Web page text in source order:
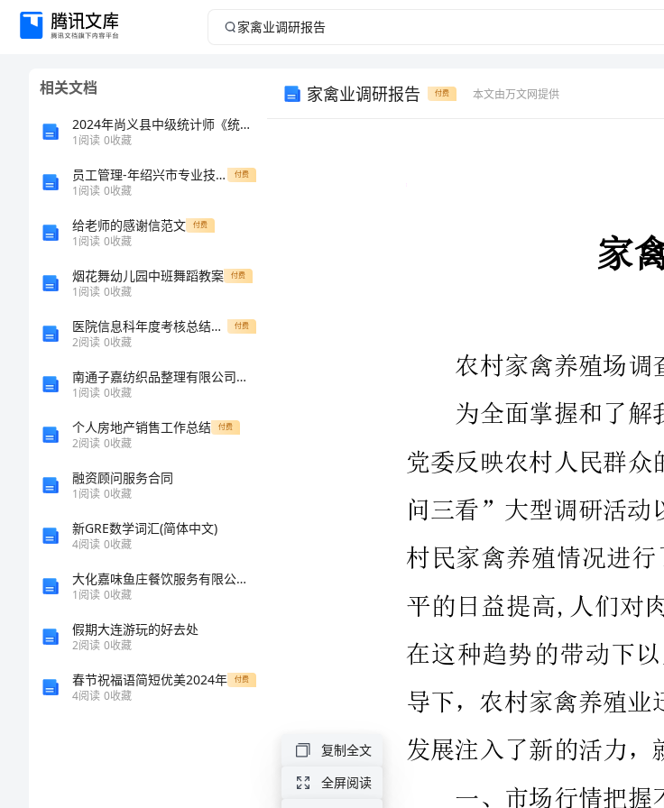
家
告
相关文档
2024年尚义县中级统计师《统计基础知识理论及相关知识》深度预测试卷（附答案及解析）
1阅读 0收藏
员工管理-年绍兴市专业技术人员继续教育之物联网技术应用题库最全207 精品 付费
1阅读 0收藏
给老师的感谢信范文 付费
1阅读 0收藏
烟花舞幼儿园中班舞蹈教案 付费
1阅读 0收藏
医院信息科年度考核总结：加强人才培养管理 付费
2阅读 0收藏
南通子嘉纺织品整理有限公司介绍企业发展分析报告
1阅读 0收藏
个人房地产销售工作总结 付费
2阅读 0收藏
融资顾问服务合同
1阅读 0收藏
新GRE数学词汇(简体中文)
4阅读 0收藏
大化嘉味鱼庄餐饮服务有限公司介绍企业发展分析报告
1阅读 0收藏
假期大连游玩的好去处
2阅读 0收藏
春节祝福语简短优美2024年 付费
4阅读 0收藏
家禽业调研报告 付费 本文由万文网提供
复制全文
全屏阅读